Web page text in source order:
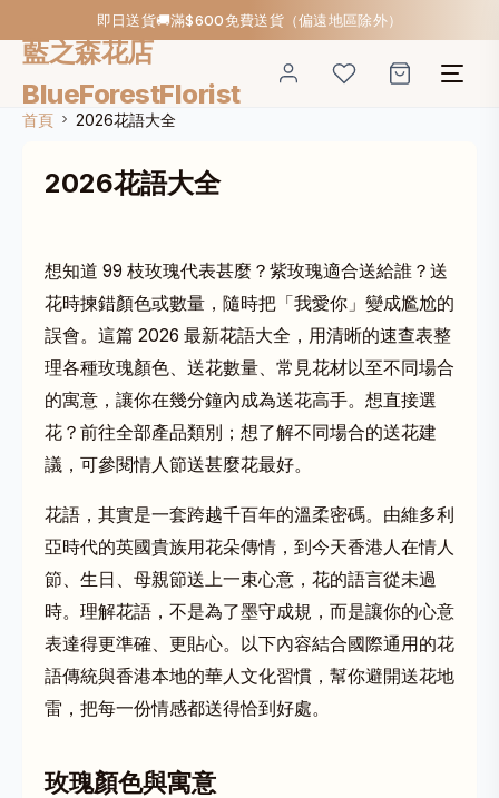
即日送貨🚚滿$600免費送貨（偏遠地區除外）
藍之森花店
BlueForestFlorist
首頁 2026花語大全
2026花語大全
想知道 99 枝玫瑰代表甚麼？紫玫瑰適合送給誰？送
花時揀錯顏色或數量，隨時把「我愛你」變成尷尬的
誤會。這篇 2026 最新花語大全，用清晰的速查表整
理各種玫瑰顏色、送花數量、常見花材以至不同場合
的寓意，讓你在幾分鐘內成為送花高手。想直接選
花？前往全部產品類別 ；想了解不同場合的送花建
議，可參閱情人節送甚麼花最好。
花語，其實是一套跨越千百年的溫柔密碼。由維多利
亞時代的英國貴族用花朵傳情，到今天香港人在情人
節、生日、母親節送上一束心意，花的語言從未過
時。理解花語，不是為了墨守成規，而是讓你的心意
表達得更準確、更貼心。以下內容結合國際通用的花
語傳統與香港本地的華人文化習慣，幫你避開送花地
雷，把每一份情感都送得恰到好處。
玫瑰顏色與寓意